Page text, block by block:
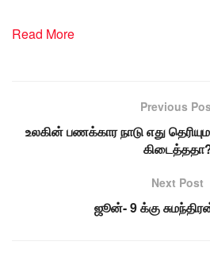
Read More
Previous
உலகின் பணக்கார நாடு எது
Next Post
ஜூன்- 9 க்கு